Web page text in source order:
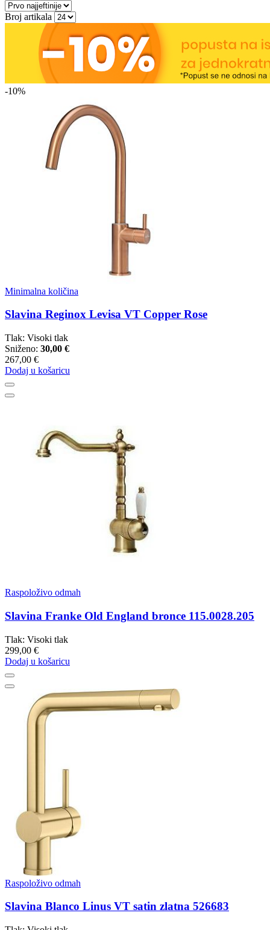
Broj artikala
-10%
Minimalna količina
Slavina Reginox Levisa VT Copper Rose
Tlak: Visoki tlak
Sniženo: 30,00 €
267,00 €
Dodaj u košaricu
Raspoloživo odmah
Slavina Franke Old England bronce 115.0028.205
Tlak: Visoki tlak
299,00 €
Dodaj u košaricu
Raspoloživo odmah
Slavina Blanco Linus VT satin zlatna 526683